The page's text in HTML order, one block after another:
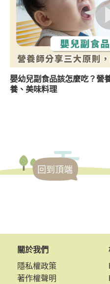
嬰幼兒副食品該怎麼吃？營
養、美味料理
回到頂端
關於我們
隱私權政策
著作權聲明